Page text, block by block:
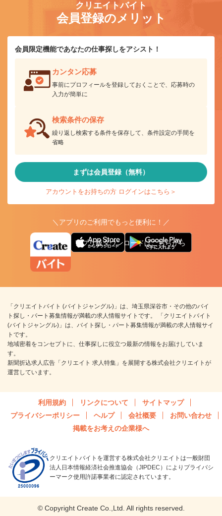
クリエイトバイト
会員登録のメリット
会員限定機能であなたの仕事探しをアシスト！
カンタン応募
事前にプロフィールを登録しておくことで、応募時の
入力が簡単に
検索条件の保存
繰り返し検索する条件を保存して、条件設定の手間を
省略
まずは会員登録（無料）
アカウントをお持ちの方 ログインはこちら＞
＼アプリのご利用でもっと便利に！／
アプリ版ダウンロードはこちらから
「クリエイトバイト (バイトジャングル)」は、埼玉県深谷市・その他のバイ
ト探し・パート募集情報が満載の求人情報サイトです。 「クリエイトバイト
(バイトジャングル)」は、バイト探し・パート募集情報が満載の求人情報サイ
トです。
地域密着をコンセプトに、仕事探しに役立つ最新の情報をお届けしていま
す。
新聞折込求人広告「クリエイト 求人特集」を展開する株式会社クリエイトが
運営しています。
利用規約 リンクについて
サイトマップ
プライバシーポリシー
ヘルプ 会社概要
お問い合わせ
掲載をお考えの企業様へ
クリエイトバイトを運営する株式会社クリエイトは一般財団
法人日本情報経済社会推進協会（JIPDEC）によりプライバシ
ーマーク使用許諾事業者に認定されています。
© Copyright Create Co.,Ltd. All rights reserved.